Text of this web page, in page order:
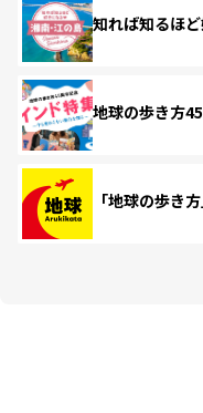
知れば知るほ
地球の歩き方
「地球の歩き